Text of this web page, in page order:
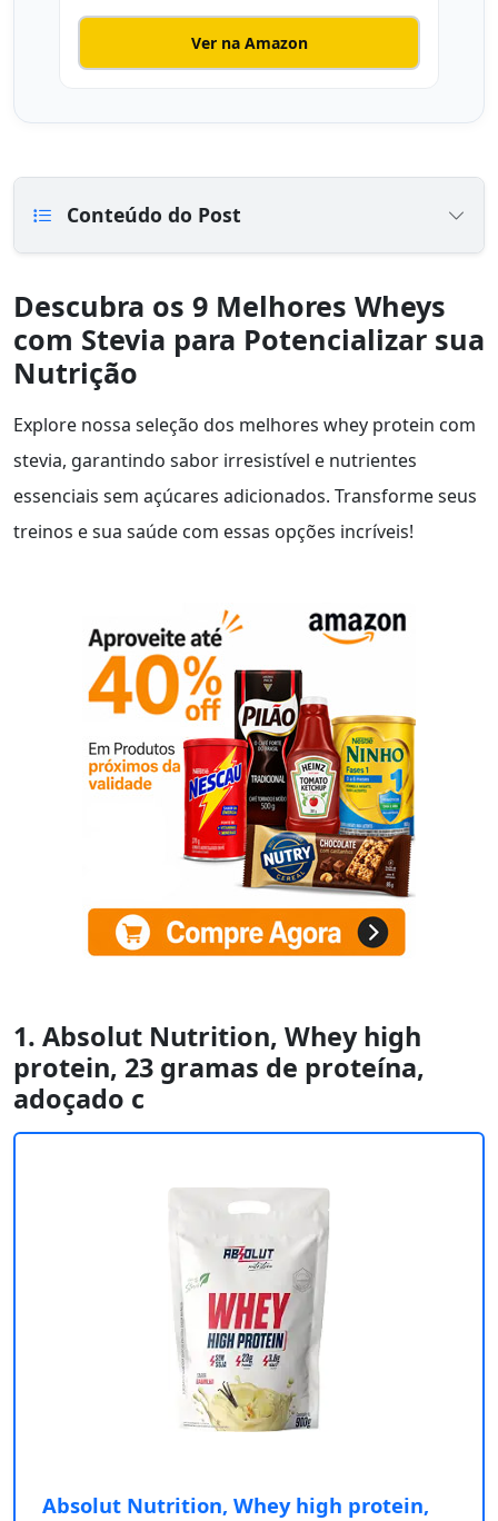
Ver na Amazon
Conteúdo do Post
Descubra os 9 Melhores Wheys
com Stevia para Potencializar sua
Nutrição
Explore nossa seleção dos melhores whey protein com
stevia, garantindo sabor irresistível e nutrientes
essenciais sem açúcares adicionados. Transforme seus
treinos e sua saúde com essas opções incríveis!
1. Absolut Nutrition, Whey high
protein, 23 gramas de proteína,
adoçado c
Absolut Nutrition, Whey high protein,